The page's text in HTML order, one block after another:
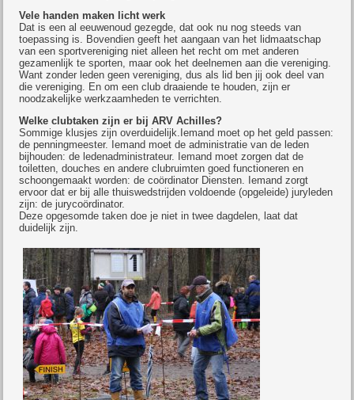
Vele handen maken licht werk
Dat is een al eeuwenoud gezegde, dat ook nu nog steeds van
toepassing is. Bovendien geeft het aangaan van het lidmaatschap
van een sportvereniging niet alleen het recht om met anderen
gezamenlijk te sporten, maar ook het deelnemen aan die vereniging.
Want zonder leden geen vereniging, dus als lid ben jij ook deel van
die vereniging. En om een club draaiende te houden, zijn er
noodzakelijke werkzaamheden te verrichten.
Welke clubtaken zijn er bij ARV Achilles?
Sommige klusjes zijn overduidelijk.Iemand moet op het geld passen:
de penningmeester. Iemand moet de administratie van de leden
bijhouden: de ledenadministrateur. Iemand moet zorgen dat de
toiletten, douches en andere clubruimten goed functioneren en
schoongemaakt worden: de coördinator Diensten. Iemand zorgt
ervoor dat er bij alle thuiswedstrijden voldoende (opgeleide) juryleden
zijn: de jurycoördinator.
Deze opgesomde taken doe je niet in twee dagdelen, laat dat
duidelijk zijn.